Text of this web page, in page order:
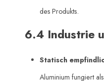
des Produkts.
6.4 Industrie
Statisch
Aluminium fungiert